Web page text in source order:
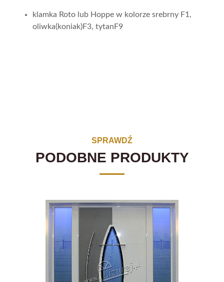
klamka Roto lub Hoppe w kolorze srebrny F1,
oliwka(koniak)F3, tytanF9
SPRAWDŹ
PODOBNE PRODUKTY